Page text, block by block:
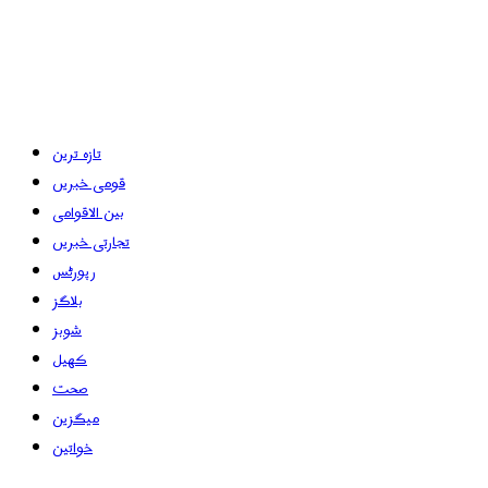
تازہ ترین
قومی خبریں
بین الاقوامی
تجارتی خبریں
رپورٹس
بلاگز
شوبز
کھیل
صحت
میگزین
خواتین